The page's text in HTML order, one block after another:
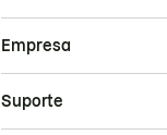
Empresa
Suporte